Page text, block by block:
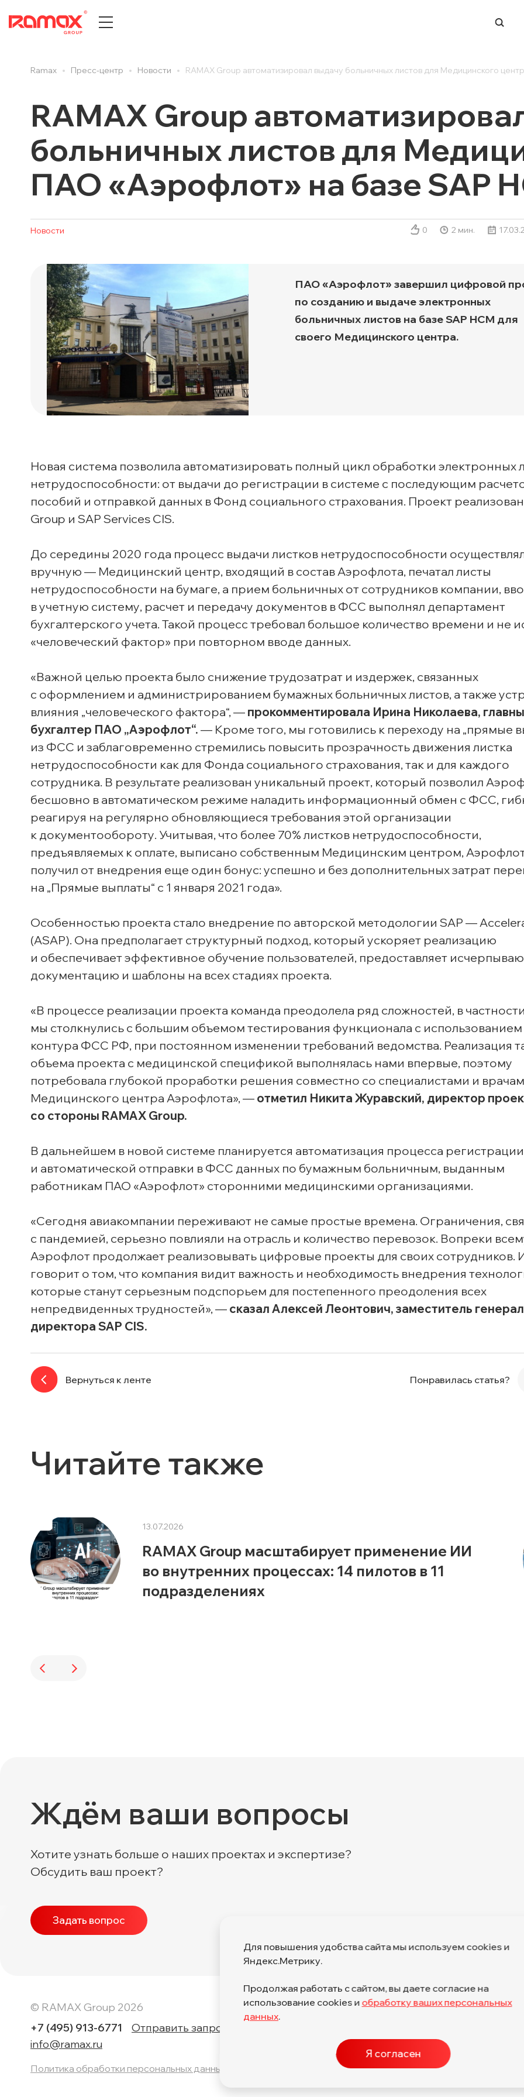
О КОМПАНИИ
Центры компетенций
Партнеры
Награды и достижения
Документы и сертификаты
Карьера
Отзывы клиентов
ПРЕСС-ЦЕНТР
Новости
Публикации в СМИ
Cтатьи
Анонсы мероприятий
Вебинары
НАПРАВЛЕНИЯ
Управление финансами
BI и работа с данными
Process Mining
Система динамического
ценообразования
инфраструктуры
Транспортная экспертиза
Ramax Пресс-центр Новости RAMAX Group автоматизировал выдачу больничных листов для Медицинского
RAMAX Group
больничных листов для
ПАО «Аэрофлот» на базе SAP
Новости 0 2 мин.
ПАО «Аэрофлот» завершил цифровой
по созданию и выдаче электронных
больничных листов на базе SAP HCM для
своего Медицинского центра.
Новая система позволила автоматизировать полный цикл обработки электронных
нетрудоспособности: от выдачи до регистрации в системе с последующим
пособий и отправкой данных в Фонд социального страхования. Проект
Group и SAP Services CIS.
До середины 2020 года процесс выдачи листков нетрудоспособности
вручную — Медицинский центр, входящий в состав Аэрофлота, печатал листы
нетрудоспособности на бумаге, а прием больничных от сотрудников компании,
в учетную систему, расчет и передачу документов в ФСС выполнял департамент
бухгалтерского учета. Такой процесс требовал большое количество времени и не
«человеческий фактор» при повторном вводе данных.
«Важной целью проекта было снижение трудозатрат и издержек, связанных
с оформлением и администрированием бумажных больничных листов, а также
влияния „человеческого фактора“, — прокомментировала Ирина Николаева,
бухгалтер ПАО „Аэрофлот“. — Кроме того, мы готовились к переходу на „прямые
из ФСС и заблаговременно стремились повысить прозрачность движения листка
нетрудоспособности как для Фонда социального страхования, так и для каждого
сотрудника. В результате реализован уникальный проект, который позволил
бесшовно в автоматическом режиме наладить информационный обмен с ФСС,
реагируя на регулярно обновляющиеся требования этой организации
к документообороту. Учитывая, что более 70% листков нетрудоспособности,
предъявляемых к оплате, выписано собственным Медицинским центром,
получил от внедрения еще один бонус: успешно и без дополнительных затрат
на „Прямые выплаты“ с 1 января 2021 года».
Особенностью проекта стало внедрение по авторской методологии SAP —
(ASAP). Она предполагает структурный подход, который ускоряет реализацию
и обеспечивает эффективное обучение пользователей, предоставляет
документацию и шаблоны на всех стадиях проекта.
«В процессе реализации проекта команда преодолела ряд сложностей, в частности
мы столкнулись с большим объемом тестирования функционала с использованием
контура ФСС РФ, при постоянном изменении требований ведомства. Реализация
объема проекта с медицинской спецификой выполнялась нами впервые, поэтому
потребовала глубокой проработки решения совместно со специалистами и
Медицинского центра Аэрофлота», — отметил Никита Журавский, директор
со стороны RAMAX Group.
В дальнейшем в новой системе планируется автоматизация процесса регистрации
и автоматической отправки в ФСС данных по бумажным больничным, выданным
работникам ПАО «Аэрофлот» сторонними медицинскими организациями.
«Сегодня авиакомпании переживают не самые простые времена. Ограничения,
с пандемией, серьезно повлияли на отрасль и количество перевозок. Вопреки
Аэрофлот продолжает реализовывать цифровые проекты для своих сотрудников.
говорит о том, что компания видит важность и необходимость внедрения
которые станут серьезным подспорьем для постепенного преодоления всех
непредвиденных трудностей», — сказал Алексей Леонтович, заместитель
директора SAP CIS.
Вернуться к ленте Понравилась статья?
Читайте также
13.07.2026
RAMAX Group масштабирует применение ИИ
во внутренних процессах: 14 пилотов в 11
подразделениях
Ждём ваши вопросы
Хотите узнать больше о наших проектах и экспертизе?
Обсудить ваш проект?
Задать вопрос
© RAMAX Group 2026
+7 (495) 913-6771
Отправить запрос
info@ramax.ru
ИНН 7804018868, Основной ОКВЭД —
Коды вида в области информационных
1.06, 1.08, 2.01, 3.01, 4.01, 11.01, 17.01, 27.01, 28.01
Политика обработки персональных данных по поручению Политика обработки персональных данных
Для повышения удобства сайта мы используем cookies и
Яндекс.Метрику.
Продолжая работать с сайтом, вы даете согласие на
использование cookies и обработку ваших персональных
данных.
Я согласен